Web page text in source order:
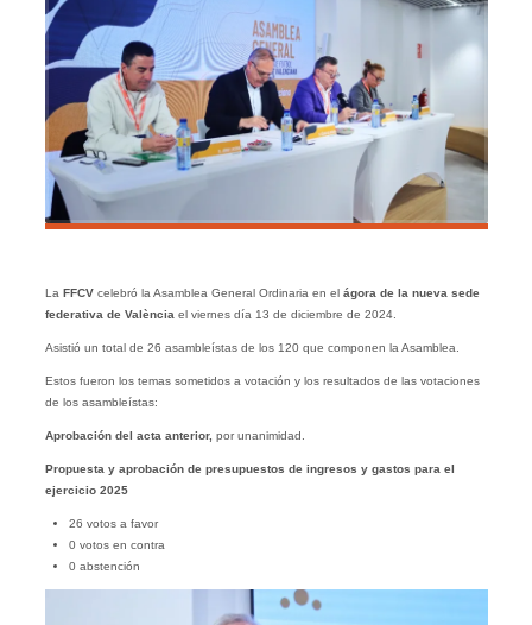
La FFCVcelebró la Asamblea General Ordinaria en el ágora de la nueva sede
federativa de València el viernes día 13 de diciembre de 2024.
Asistió un total de 26 asambleístas de los 120 que componen la Asamblea.
Estos fueron los temas sometidos a votación y los resultados de las votaciones
de los asambleístas:
Aprobación del acta anterior, por unanimidad.
Propuesta y aprobación de presupuestos de ingresos y gastos para el
ejercicio 2025
26 votos a favor
0 votos en contra
0 abstención